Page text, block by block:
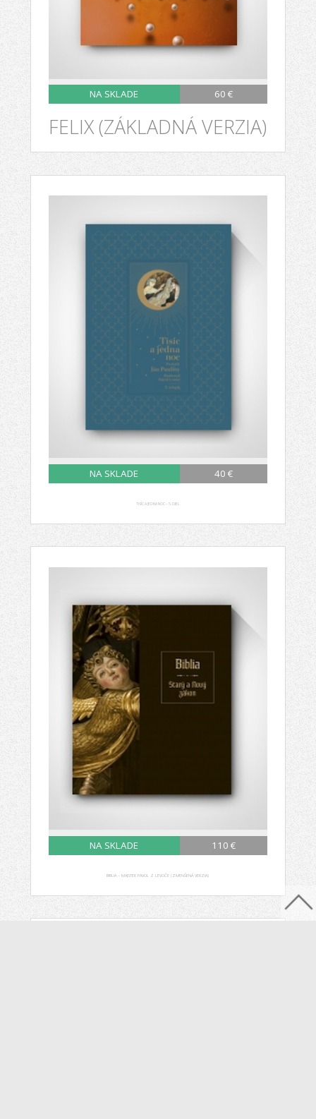
NA SKLADE 60 €
FELIX (ZÁKLADNÁ VERZIA)
NA SKLADE 40 €
TISÍC A JEDNA NOC – 5. DIEL
NA SKLADE 110 €
BIBLIA – MAJSTER PAVOL Z LEVOČE (ZMENŠENÁ VERZIA)